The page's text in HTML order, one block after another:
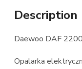
Description
Daewoo DAF 2200
Opalarka